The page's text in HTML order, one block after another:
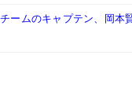
ームのキャプテン、岡本